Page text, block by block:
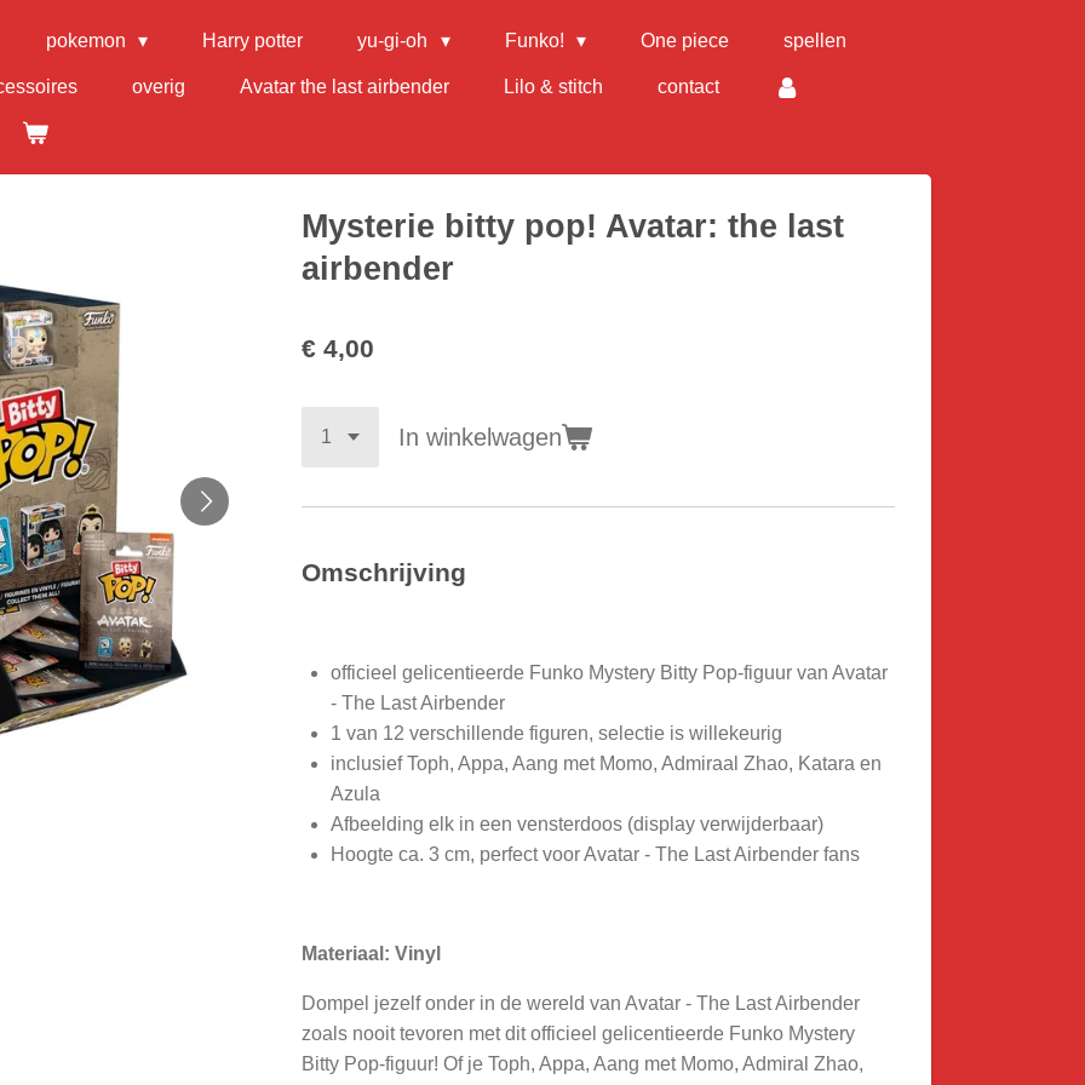
pokemon Harry potter yu-gi-oh Funko! One piece spellen
overig Avatar the last airbender Lilo & stitch contact
Mysterie bitty pop! Avatar: the last
airbender
€ 4,00
In winkelwagen
Omschrijving
officieel gelicentieerde Funko Mystery Bitty Pop-figuur van Avatar
- The Last Airbender
1 van 12 verschillende figuren, selectie is willekeurig
inclusief Toph, Appa, Aang met Momo, Admiraal Zhao, Katara en
Azula
Afbeelding elk in een vensterdoos (display verwijderbaar)
Hoogte ca. 3 cm, perfect voor Avatar - The Last Airbender fans
Materiaal: Vinyl
Dompel jezelf onder in de wereld van Avatar - The Last Airbender
zoals nooit tevoren met dit officieel gelicentieerde Funko Mystery
Bitty Pop-figuur! Of je Toph, Appa, Aang met Momo, Admiral Zhao,